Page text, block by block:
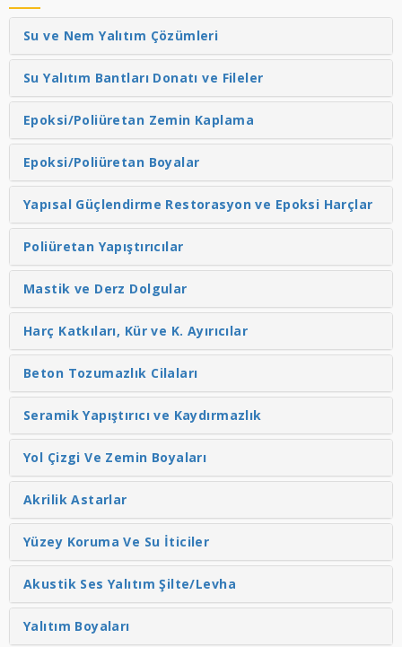
Su ve Nem Yalıtım Çözümleri
Su Yalıtım Bantları Donatı ve Fileler
Epoksi/Poliüretan Zemin Kaplama
Epoksi/Poliüretan Boyalar
Yapısal Güçlendirme Restorasyon ve Epoksi Harçlar
Poliüretan Yapıştırıcılar
Mastik ve Derz Dolgular
Harç Katkıları, Kür ve K. Ayırıcılar
Beton Tozumazlık Cilaları
Seramik Yapıştırıcı ve Kaydırmazlık
Yol Çizgi Ve Zemin Boyaları
Akrilik Astarlar
Yüzey Koruma Ve Su İticiler
Akustik Ses Yalıtım Şilte/Levha
Yalıtım Boyaları